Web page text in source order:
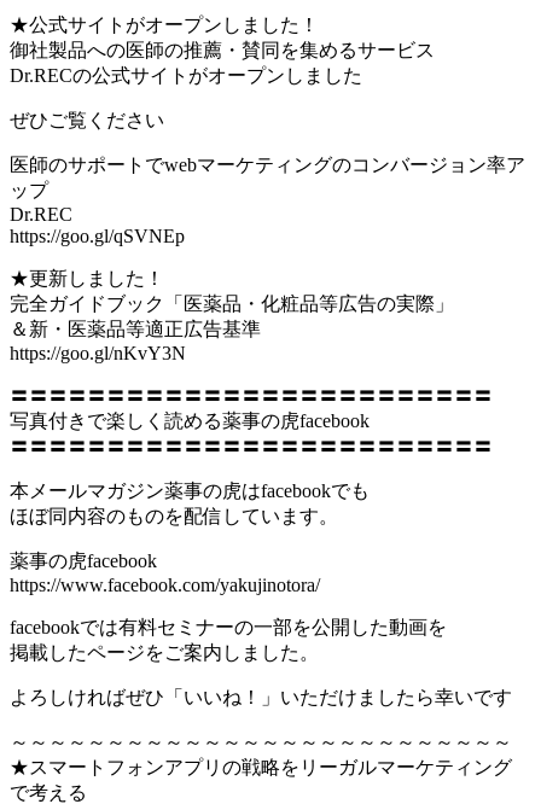
★公式サイトがオープンしました！
御社製品への医師の推薦・賛同を集めるサービス
Dr.RECの公式サイトがオープンしました
ぜひご覧ください
医師のサポートでwebマーケティングのコンバージョン率ア
ップ
Dr.REC
https://goo.gl/qSVNEp
★更新しました！
完全ガイドブック「医薬品・化粧品等広告の実際」
＆新・医薬品等適正広告基準
https://goo.gl/nKvY3N
〓〓〓〓〓〓〓〓〓〓〓〓〓〓〓〓〓〓〓〓〓〓〓〓〓
写真付きで楽しく読める薬事の虎facebook
〓〓〓〓〓〓〓〓〓〓〓〓〓〓〓〓〓〓〓〓〓〓〓〓〓
本メールマガジン薬事の虎はfacebookでも
ほぼ同内容のものを配信しています。
薬事の虎facebook
https://www.facebook.com/yakujinotora/
facebookでは有料セミナーの一部を公開した動画を
掲載したページをご案内しました。
よろしければぜひ「いいね！」いただけましたら幸いです
～～～～～～～～～～～～～～～～～～～～～～～～～～
★スマートフォンアプリの戦略をリーガルマーケティング
で考える